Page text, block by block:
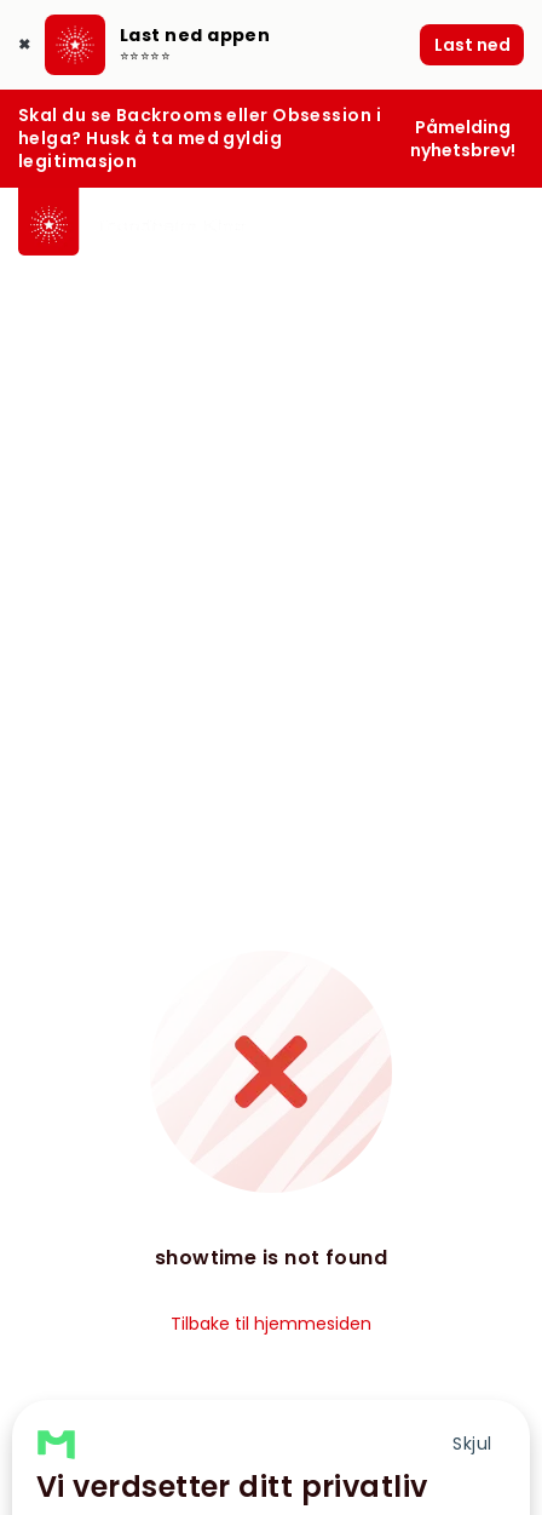
Skjul
Vi verdsetter ditt privatliv
✖ Last ned appen
⭐⭐⭐⭐⭐ Last ned
Skal du se Backrooms eller Obsession i
helga? Husk å ta med gyldig
legitimasjon
Påmelding
nyhetsbrev!
showtime is not found
Tilbake til hjemmesiden